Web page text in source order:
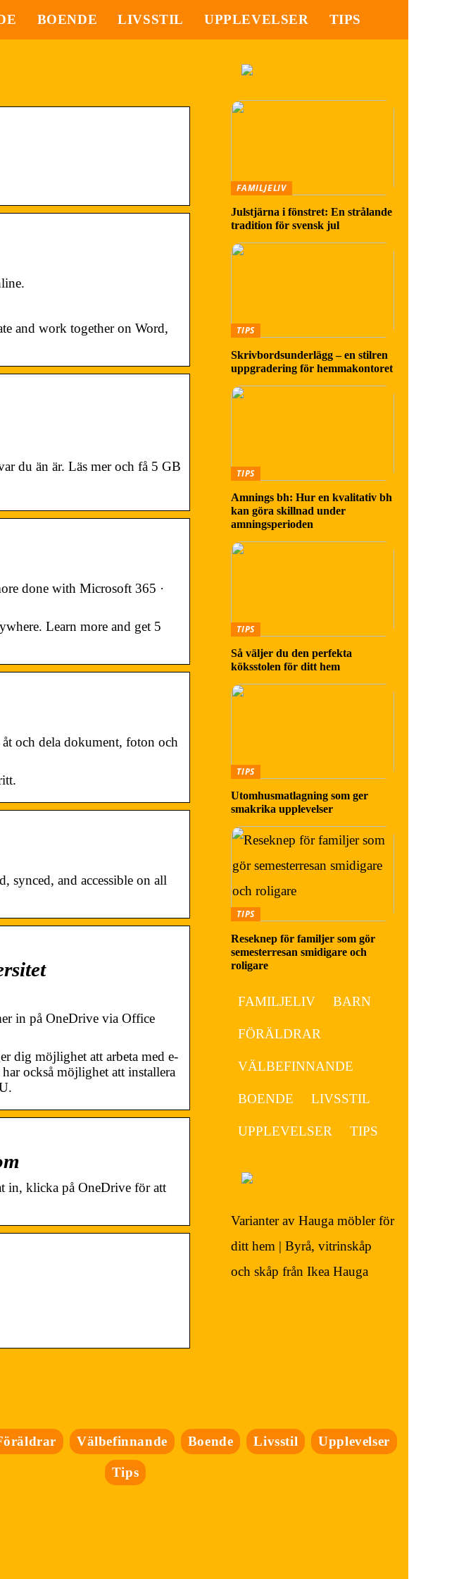
BOENDE LIVSSTIL UPPLEVELSER TIPS
and work together on Word,
du än är. Läs mer och få 5 GB
done with Microsoft 365 ·
Learn more and get 5
och dela dokument, foton och
synced, and accessible on all
in på OneDrive via Office
dig möjlighet att arbeta med e-
också möjlighet att installera
in, klicka på OneDrive för att
FAMILJELIV
Julstjärna i fönstret: En strålande
tradition för svensk jul
TIPS
Skrivbordsunderlägg – en stilren
uppgradering för hemmakontoret
TIPS
Amnings bh: Hur en kvalitativ bh
kan göra skillnad under
amningsperioden
TIPS
Så väljer du den perfekta
köksstolen för ditt hem
TIPS
Utomhusmatlagning som ger
smakrika upplevelser
TIPS
Reseknep för familjer som gör
semesterresan smidigare och
roligare
FAMILJELIV BARN
FÖRÄLDRAR
VÄLBEFINNANDE
BOENDE LIVSSTIL
UPPLEVELSER TIPS
Varianter av Hauga möbler för
ditt hem | Byrå, vitrinskåp
och skåp från Ikea Hauga
Välbefinnande Boende Livsstil Upplevelser
Tips